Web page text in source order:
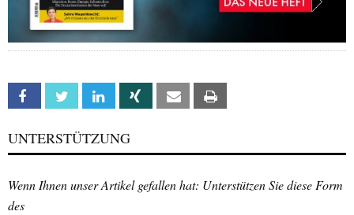
Facebook Twitter Linkedin Xing Email
UNTERSTÜTZUNG
Wenn Ihnen unser Artikel gefallen hat: Unterstützen Sie diese Form
des